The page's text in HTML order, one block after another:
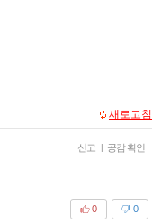
새로고침
신고 | 공감 확인
0
0